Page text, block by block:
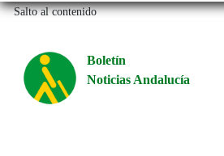
Salto al contenido
Boletín
Noticias Andalucía